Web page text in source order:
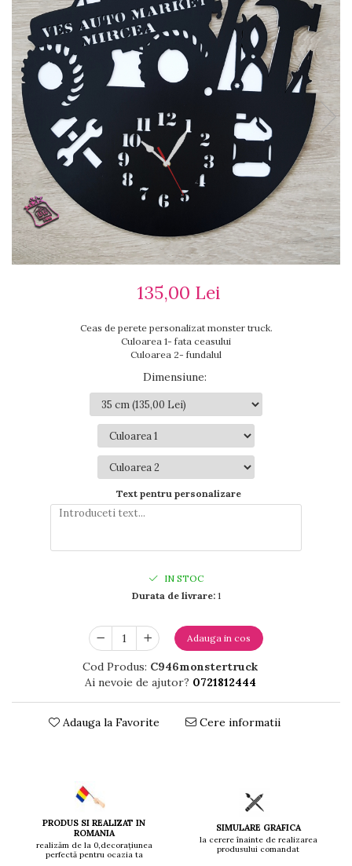
Ceasuri cu rama foto
Ceasuri meserii
Ceasuri logo
Ceasuri de perete animalute
Ceasuri decorative
Ceasuri evenimente
Ceasuri gravate
Ceasuri hobby
Ceasuri mașini
Ceasuri moto
Brelocuri personalizate
Breloc mașină
Breloc moto
Breloc tir
135,00 Lei
Ceas de perete personalizat monster truck.
Culoarea 1- fata ceasului
Culoarea 2- fundalul
Dimensiune:
Text pentru personalizare
IN STOC
Durata de livrare:1
Adauga in cos
Cod Produs: C946monstertruck
Ai nevoie de ajutor? 0721812444
Adauga la Favorite Cere informatii
PRODUS SI REALIZAT IN
ROMANIA
realizăm de la 0,decorațiunea
perfectă pentru ocazia ta
SIMULARE GRAFICA
la cerere înainte de realizarea
produsului comandat